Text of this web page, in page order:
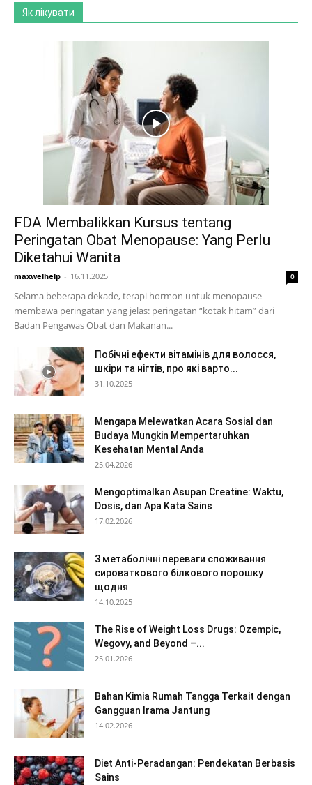
Як лікувати
FDA Membalikkan Kursus tentang
Peringatan Obat Menopause: Yang Perlu
Diketahui Wanita
maxwelhelp - 16.11.2025 0
Selama beberapa dekade, terapi hormon untuk menopause
membawa peringatan yang jelas: peringatan “kotak hitam” dari
Badan Pengawas Obat dan Makanan...
Побічні ефекти вітамінів для волосся,
шкіри та нігтів, про які варто...
31.10.2025
Mengapa Melewatkan Acara Sosial dan
Budaya Mungkin Mempertaruhkan
Kesehatan Mental Anda
25.04.2026
Mengoptimalkan Asupan Creatine: Waktu,
Dosis, dan Apa Kata Sains
17.02.2026
3 метаболічні переваги споживання
сироваткового білкового порошку
щодня
14.10.2025
The Rise of Weight Loss Drugs: Ozempic,
Wegovy, and Beyond –...
25.01.2026
Bahan Kimia Rumah Tangga Terkait dengan
Gangguan Irama Jantung
14.02.2026
Diet Anti-Peradangan: Pendekatan Berbasis
Sains